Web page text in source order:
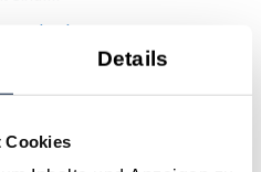
Details
Cookies
drucken
Reise ohne